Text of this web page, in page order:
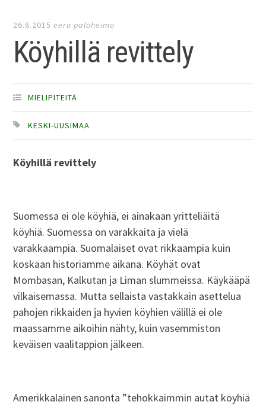
26.6.2015 eero paloheimo
Köyhillä revittely
MIELIPITEITÄ
KESKI-UUSIMAA
Köyhillä revittely
Suomessa ei ole köyhiä, ei ainakaan yritteliäitä
köyhiä. Suomessa on varakkaita ja vielä
varakkaampia. Suomalaiset ovat rikkaampia kuin
koskaan historiamme aikana. Köyhät ovat
Mombasan, Kalkutan ja Liman slummeissa. Käykääpä
vilkaisemassa. Mutta sellaista vastakkain asettelua
pahojen rikkaiden ja hyvien köyhien välillä ei ole
maassamme aikoihin nähty, kuin vasemmiston
keväisen vaalitappion jälkeen.
Amerikkalainen sanonta ”tehokkaimmin autat köyhiä